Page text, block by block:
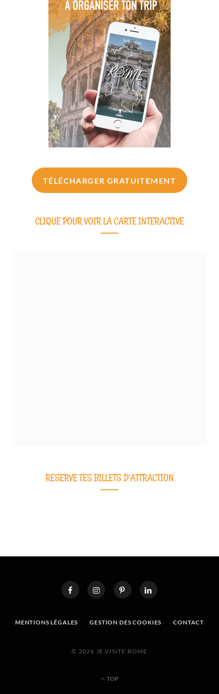
TÉLÉCHARGER GRATUITEMENT
CLIQUE POUR VOIR LA CARTE INTERACTIVE
RESERVE TES BILLETS D’ATTRACTION
MENTIONS LÉGALES GESTION DES COOKIES CONTACT
© 2026 JE VISITE ROME
TOP